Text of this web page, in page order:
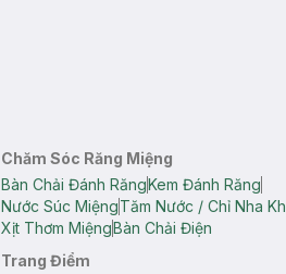
Chăm Sóc Răng Miệng
Bàn Chải Đánh RăngKem Đánh Răng
Nước Súc MiệngTăm Nước / Chỉ Nha
Xịt Thơm MiệngBàn Chải Điện
Trang Điểm